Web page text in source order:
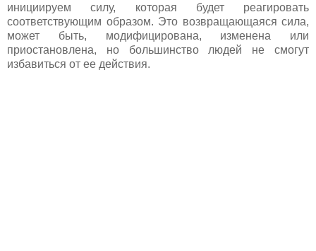
инициируем силу, которая будет реагировать
соответствующим образом. Это возвращающаяся сила,
может быть, модифицирована, изменена или
приостановлена, но большинство людей не смогут
избавиться от ее действия.